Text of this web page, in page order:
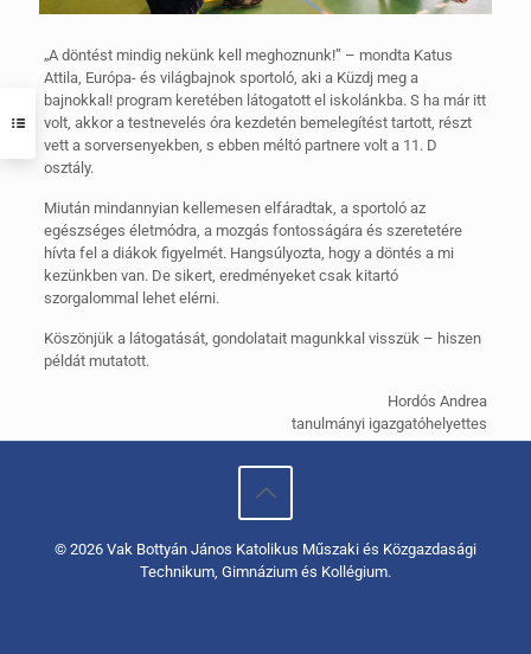
„A döntést mindig nekünk kell meghoznunk!” – mondta Katus
Attila, Európa- és világbajnok sportoló, aki a Küzdj meg a
bajnokkal! program keretében látogatott el iskolánkba. S ha már itt
volt, akkor a testnevelés óra kezdetén bemelegítést tartott, részt
vett a sorversenyekben, s ebben méltó partnere volt a 11. D
osztály.
Miután mindannyian kellemesen elfáradtak, a sportoló az
egészséges életmódra, a mozgás fontosságára és szeretetére
hívta fel a diákok figyelmét. Hangsúlyozta, hogy a döntés a mi
kezünkben van. De sikert, eredményeket csak kitartó
szorgalommal lehet elérni.
Köszönjük a látogatását, gondolatait magunkkal visszük – hiszen
példát mutatott.
Hordós Andrea
tanulmányi igazgatóhelyettes
© 2026 Vak Bottyán János Katolikus Műszaki és Közgazdasági
Technikum, Gimnázium és Kollégium.